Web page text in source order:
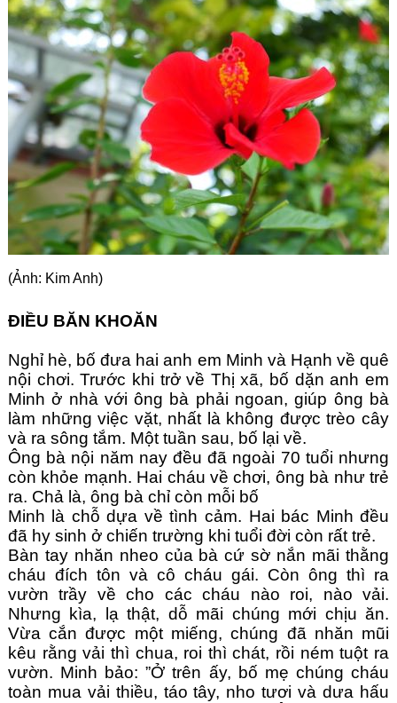
Góc chia sẻ
Liên hệ
Tìm kiếm
(Ảnh: Kim Anh)
ĐIỀU BĂN KHOĂN
Nghỉ hè, bố đưa hai anh em Minh và Hạnh về quê
nội chơi. Trước khi trở về Thị xã, bố dặn anh em
Minh ở nhà với ông bà phải ngoan, giúp ông bà
làm những việc vặt, nhất là không được trèo cây
và ra sông tắm. Một tuần sau, bố lại về.
Ông bà nội năm nay đều đã ngoài 70 tuổi nhưng
còn khỏe mạnh. Hai cháu về chơi, ông bà như trẻ
ra. Chả là, ông bà chỉ còn mỗi bố
Minh là chỗ dựa về tình cảm. Hai bác Minh đều
đã hy sinh ở chiến trường khi tuổi đời còn rất trẻ.
Bàn tay nhăn nheo của bà cứ sờ nắn mãi thằng
cháu đích tôn và cô cháu gái. Còn ông thì ra
vườn trầy về cho các cháu nào roi, nào vải.
Nhưng kìa, lạ thật, dỗ mãi chúng mới chịu ăn.
Vừa cắn được một miếng, chúng đã nhăn mũi
kêu rằng vải thì chua, roi thì chát, rồi ném tuột ra
vườn. Minh bảo: ”Ở trên ấy, bố mẹ chúng cháu
toàn mua vải thiều, táo tây, nho tươi và dưa hấu